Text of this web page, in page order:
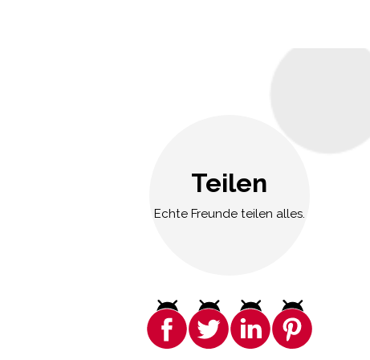
Teilen
Echte Freunde teilen alles.